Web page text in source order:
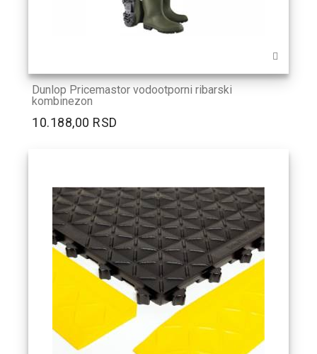
Dunlop Pricemastor vodootporni ribarski
kombinezon
10.188,00 RSD